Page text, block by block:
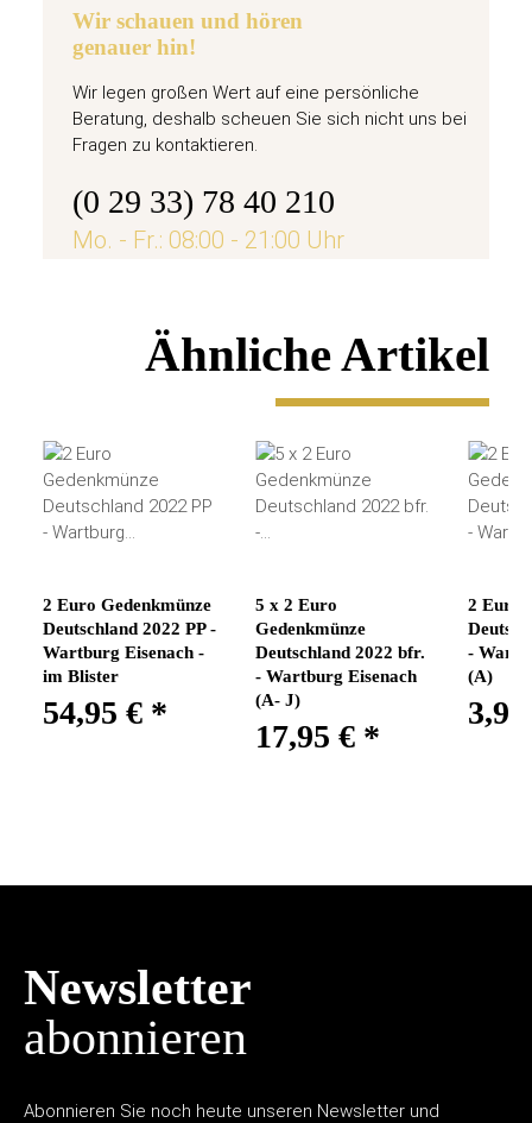
Wir schauen und hören
genauer hin!
Wir legen großen Wert auf eine persönliche
Beratung, deshalb scheuen Sie sich nicht uns bei
Fragen zu kontaktieren.
(0 29 33) 78 40 210
Mo. - Fr.: 08:00 - 21:00 Uhr
Ähnliche Artikel
2 Euro Gedenkmünze
Deutschland 2022 PP -
Wartburg Eisenach -
im Blister
54,95 € *
5 x 2 Euro
Gedenkmünze
Deutschland 2022 bfr.
- Wartburg Eisenach
(A- J)
17,95 € *
2 Euro
-
(A)
Newsletter
abonnieren
Abonnieren Sie noch heute unseren Newsletter und